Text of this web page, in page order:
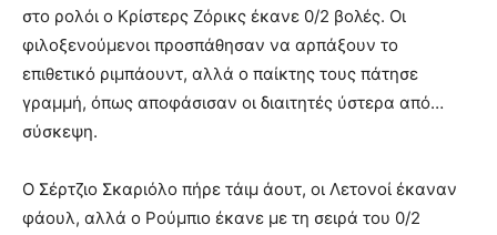
στο ρολόι ο Κρίστερς Ζόρικς έκανε 0/2 βολές. Οι
φιλοξενούμενοι προσπάθησαν να αρπάξουν το
επιθετικό ριμπάουντ, αλλά ο παίκτης τους πάτησε
γραμμή, όπως αποφάσισαν οι διαιτητές ύστερα από…
σύσκεψη.
Ο Σέρτζιο Σκαριόλο πήρε τάιμ άουτ, οι Λετονοί έκαναν
φάουλ, αλλά ο Ρούμπιο έκανε με τη σειρά του 0/2